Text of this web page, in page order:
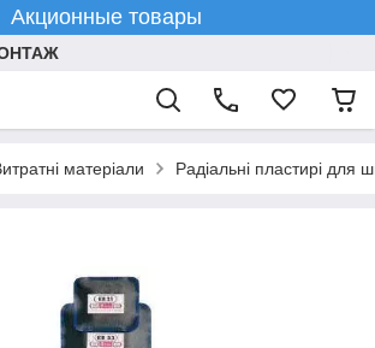
Акционные товары
матеріали Радіальні пластирі для